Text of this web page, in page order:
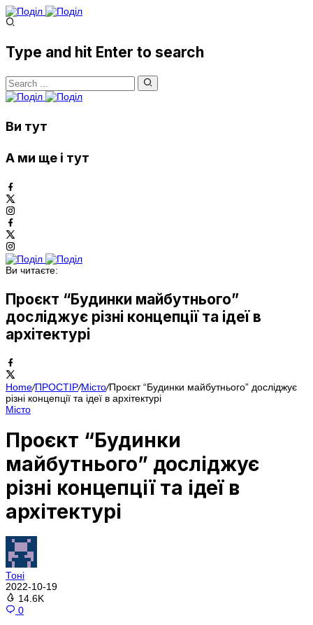
Type and hit Enter to search
Ви тут
А ми ще і тут
Ви читаєте:
Проєкт “Будинки майбутнього”
досліджує різні концепції та ідеї в
архітектурі
Home/ПРОСТІР/Місто/Проєкт “Будинки майбутнього” досліджує
різні концепції та ідеї в архітектурі
Місто
Проєкт “Будинки
майбутнього” досліджує
різні концепції та ідеї в
архітектурі
Тоні
2022-10-19
14.6K
0